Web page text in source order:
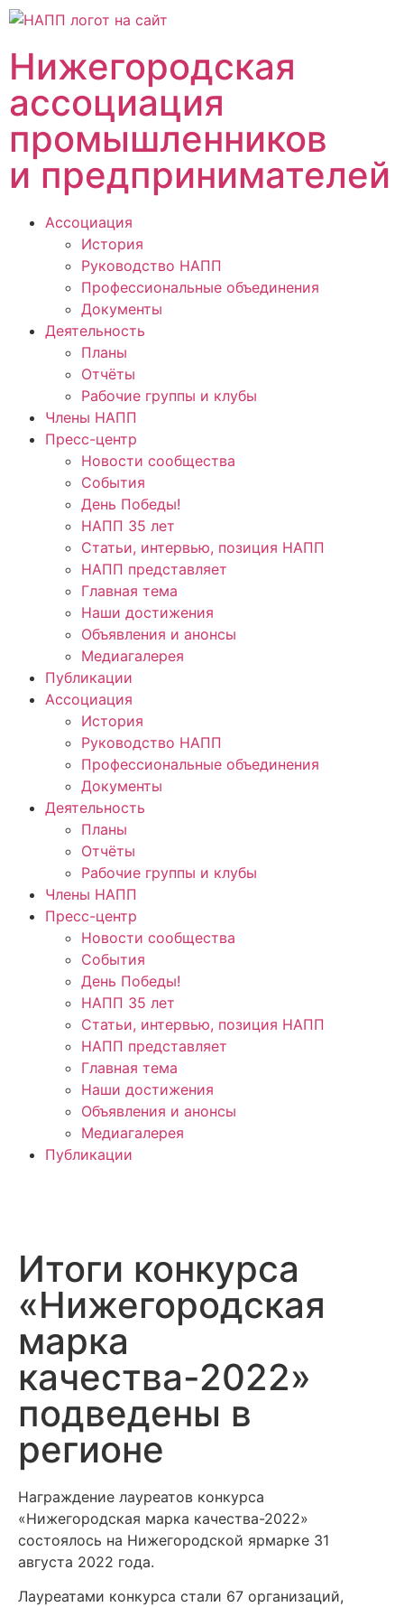
Нижегородская
ассоциация
промышленников
и предпринимателей
Ассоциация
История
Руководство НАПП
Профессиональные объединения
Документы
Деятельность
Планы
Отчёты
Рабочие группы и клубы
Члены НАПП
Пресс-центр
Новости сообщества
События
День Победы!
НАПП 35 лет
Статьи, интервью, позиция НАПП
НАПП представляет
Главная тема
Наши достижения
Объявления и анонсы
Медиагалерея
Публикации
Ассоциация
История
Руководство НАПП
Профессиональные объединения
Документы
Деятельность
Планы
Отчёты
Рабочие группы и клубы
Члены НАПП
Пресс-центр
Новости сообщества
События
День Победы!
НАПП 35 лет
Статьи, интервью, позиция НАПП
НАПП представляет
Главная тема
Наши достижения
Объявления и анонсы
Медиагалерея
Публикации
Итоги конкурса
«Нижегородская
марка
качества-2022»
подведены в
регионе
Награждение лауреатов конкурса
«Нижегородская марка качества-2022»
состоялось на Нижегородской ярмарке 31
августа 2022 года.
Лауреатами конкурса стали 67 организаций,